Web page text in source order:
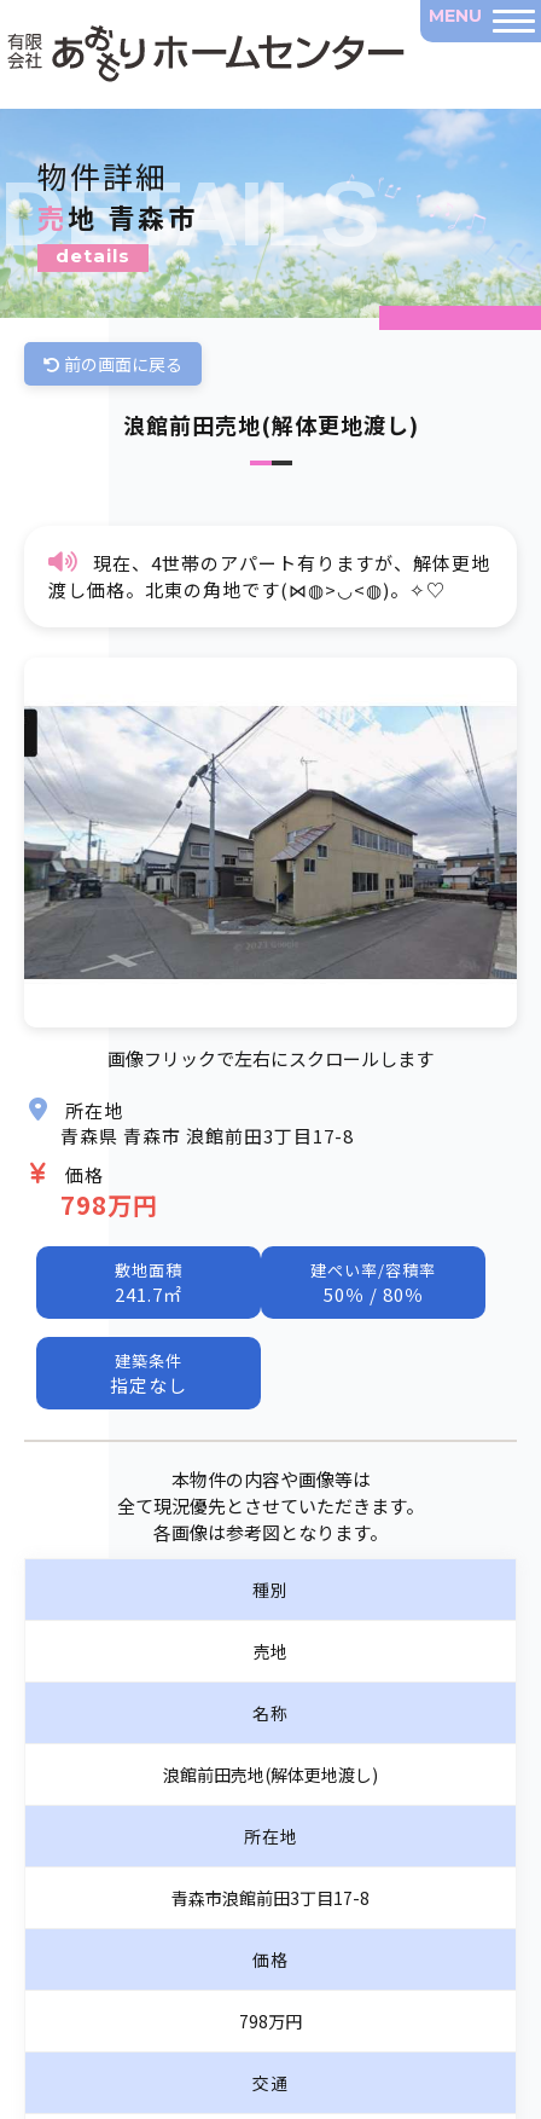
物件詳細
売地 青森市
details
DETAILS
前の画面に戻る
浪館前田売地(解体更地渡し)
現在、4世帯のアパート有りますが、解体更地
渡し価格。北東の角地です(⋈◍>◡<◍)。✧♡
所在地
青森県 青森市 浪館前田3丁目17-8
価格
798万円
敷地面積
241.7㎡
建ぺい率/容積率
50％ / 80％
建築条件
指定なし
画像フリックで左右にスクロールします
本物件の内容や画像等は
全て現況優先とさせていただきます。
各画像は参考図となります。
種別
売地
名称
浪館前田売地(解体更地渡し)
所在地
青森市浪館前田3丁目17-8
価格
798万円
交通